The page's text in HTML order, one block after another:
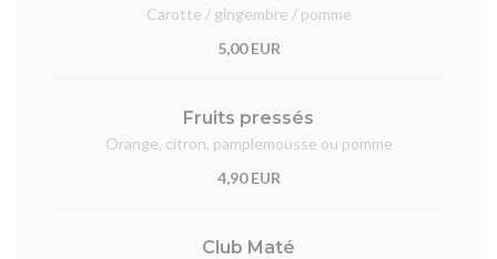
Carotte / gingembre / pomme
5,00 EUR
Fruits pressés
Orange, citron, pamplemousse ou pomme
4,90 EUR
Club Maté